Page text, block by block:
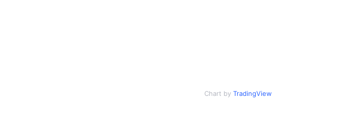
Chart by TradingView